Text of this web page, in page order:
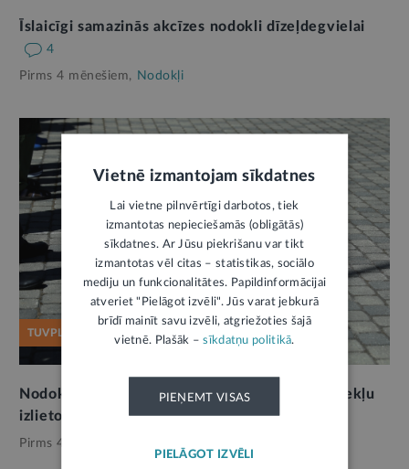
Īslaicīgi samazinās akcīzes nodokli dīzeļdegvielai
4
Pirms 4 mēnešiem, Nodokļi
TUVPLĀNĀ
Nodokļu samaksas morāle iepretim valsts līdzekļu
izlietojumam. Kā mazināt ēnu ekonomiku
Pirms 4 mēnešiem,
Vietnē izmantojam sīkdatnes
Lai vietne pilnvērtīgi darbotos, tiek
izmantotas nepieciešamās (obligātās)
sīkdatnes. Ar Jūsu piekrišanu var tikt
izmantotas vēl citas – statistikas, sociālo
mediju un funkcionalitātes. Papildinformācijai
atveriet "Pielāgot izvēli". Jūs varat jebkurā
brīdī mainīt savu izvēli, atgriežoties šajā
vietnē. Plašāk –sīkdatņu politikā.
PIEŅEMT VISAS
PIELĀGOT IZVĒLI